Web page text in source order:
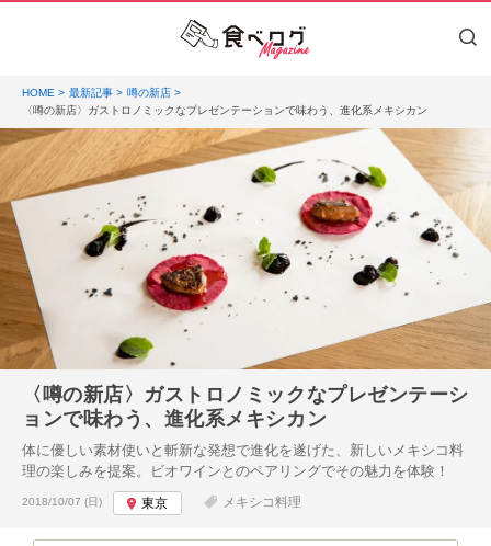
HOME 最新記事
噂の新店
〈噂の新店〉ガストロノミックなプレゼンテーションで味わう、進化系メキシカン
〈噂の新店〉ガストロノミックなプレゼンテーシ
ョンで味わう、進化系メキシカン
体に優しい素材使いと斬新な発想で進化を遂げた、新しいメキシコ料
理の楽しみを提案。ビオワインとのペアリングでその魅力を体験！
投稿日:
2018/10/07 (日) 東京 メキシコ料理